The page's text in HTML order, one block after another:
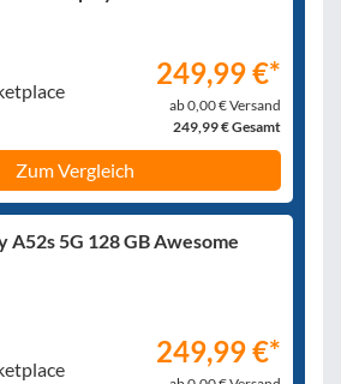
249,99 €*
ab 0,00 € Versand
249,99 € Gesamt
Zum Vergleich
A52s 5G 128 GB Awesome
249,99 €*